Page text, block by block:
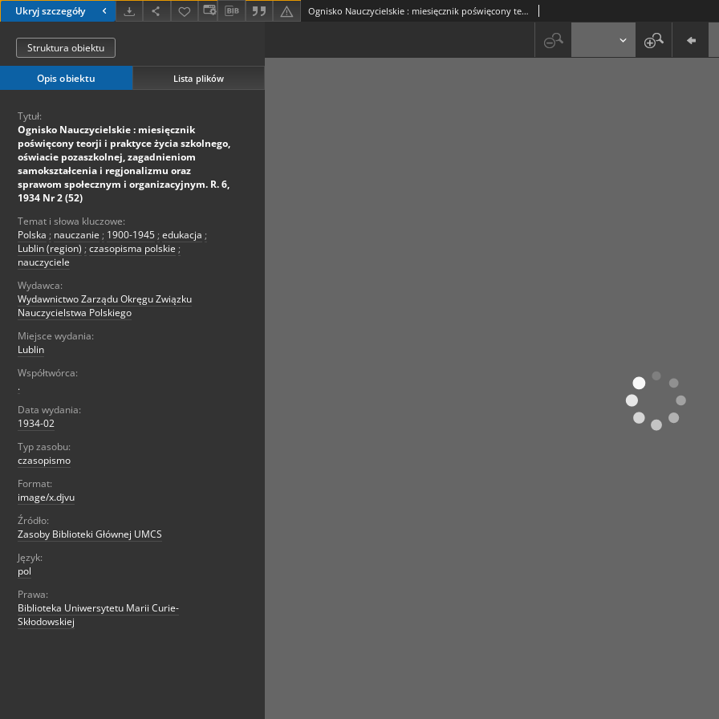
Ukryj szczegóły Ognisko Nauczycielskie : miesięcznik poświęcony teorji i praktyce życia szkolnego, oświacie pozaszkolnej, zagadnieniom samokształcenia i regjonalizmu oraz sprawom społecznym i organizacyjnym. R. 6, 1934 Nr 2 (52)
Struktura obiektu
Opis obiektu Lista plików
Tytuł:
Ognisko Nauczycielskie : miesięcznik
poświęcony teorji i praktyce życia szkolnego,
oświacie pozaszkolnej, zagadnieniom
samokształcenia i regjonalizmu oraz
sprawom społecznym i organizacyjnym. R. 6,
1934 Nr 2 (52)
Temat i słowa kluczowe:
Polska ; nauczanie ; 1900-1945 ; edukacja ;
Lublin (region) ; czasopisma polskie ;
nauczyciele
Wydawca:
Wydawnictwo Zarządu Okręgu Związku
Nauczycielstwa Polskiego
Miejsce wydania:
Lublin
Współtwórca:
.
Data wydania:
1934-02
Typ zasobu:
czasopismo
Format:
image/x.djvu
Źródło:
Zasoby Biblioteki Głównej UMCS
Język:
pol
Prawa:
Biblioteka Uniwersytetu Marii Curie-
Skłodowskiej